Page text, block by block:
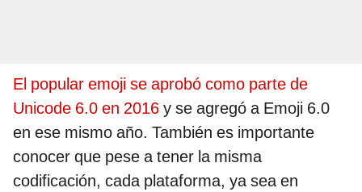
El popular emoji se aprobó como parte de
Unicode 6.0 en 2016 y se agregó a Emoji 6.0
en ese mismo año. También es importante
conocer que pese a tener la misma
codificación, cada plataforma, ya sea en